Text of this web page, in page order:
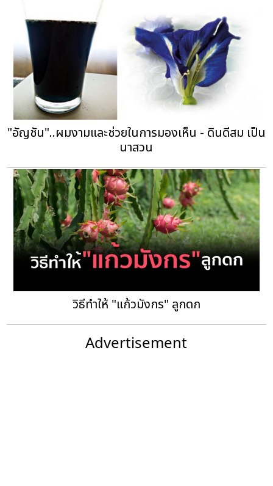
"อัญชัน"..ผมงามและช่วยในการมองเห็น - ดินดีสม เป็น
นาสวน
วิธีทำให้ "แก้วมังกร" ลูกดก
Advertisement